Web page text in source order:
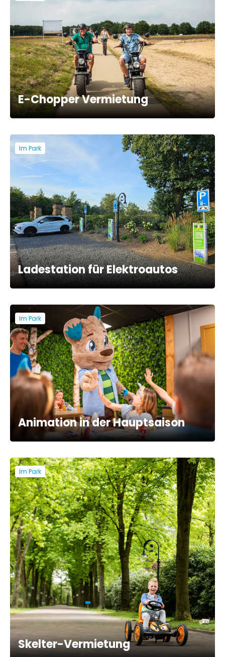
E-Chopper Vermietung
Im Park
Ladestation für Elektroautos
Im Park
Animation in der Hauptsaison
Im Park
Skelter-Vermietung